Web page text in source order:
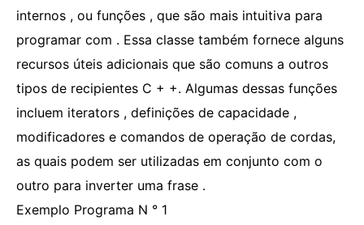
internos , ou funções , que são mais intuitiva para
programar com . Essa classe também fornece alguns
recursos úteis adicionais que são comuns a outros
tipos de recipientes C + +. Algumas dessas funções
incluem iterators , definições de capacidade ,
modificadores e comandos de operação de cordas,
as quais podem ser utilizadas em conjunto com o
outro para inverter uma frase .
Exemplo Programa N ° 1